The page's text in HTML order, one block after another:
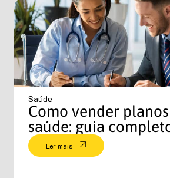
Saúde
Como vender
saúde: guia
Ler mais